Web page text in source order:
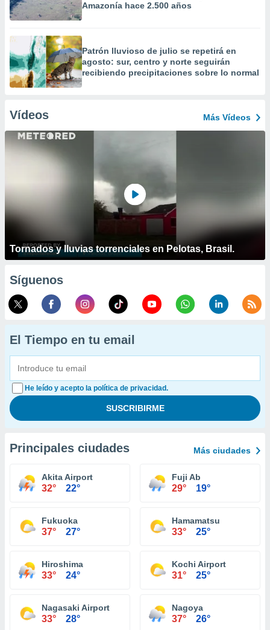
Amazonía hace 2.500 años
Patrón lluvioso de julio se repetirá en
agosto: sur, centro y norte seguirán
recibiendo precipitaciones sobre lo normal
Vídeos Más Vídeos
Tornados y lluvias torrenciales en Pelotas, Brasil.
Síguenos
El Tiempo en tu email
He leído y acepto la política de privacidad.
Principales ciudades Más ciudades
Akita Airport
32° 22°
Fuji Ab
29° 19°
Fukuoka
37° 27°
Hamamatsu
33° 25°
Hiroshima
33° 24°
Kochi Airport
31° 25°
Nagasaki Airport
33° 28°
Nagoya
37° 26°